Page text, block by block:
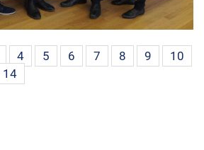
4 5 6 7 8 9
10
14